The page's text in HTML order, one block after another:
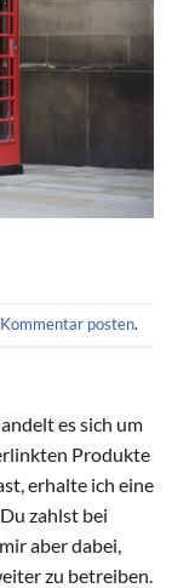
Kommentar posten.
es sich um
Produkte
erhalte ich eine
zahlst bei
aber dabei,
zu betreiben.